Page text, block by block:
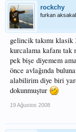
rockchy
furkan aksakal
gelincik takımı
kurcalama kafanı
pek bişe diyemem
önce avlağında
alabilirim diye biri
dokunmuştur
19 Ağustos 2008